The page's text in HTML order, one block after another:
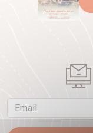
Email